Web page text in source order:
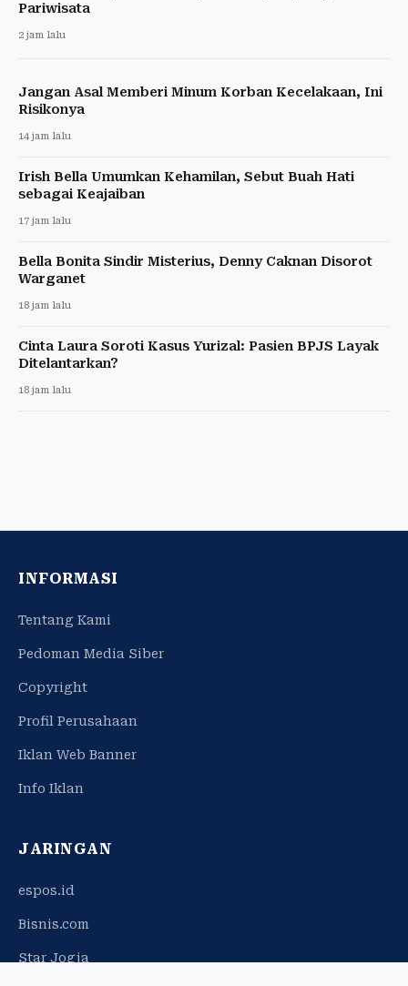
Pariwisata
2 jam lalu
Jangan Asal Memberi Minum Korban Kecelakaan, Ini
Risikonya
14 jam lalu
Irish Bella Umumkan Kehamilan, Sebut Buah Hati
sebagai Keajaiban
17 jam lalu
Bella Bonita Sindir Misterius, Denny Caknan Disorot
Warganet
18 jam lalu
Cinta Laura Soroti Kasus Yurizal: Pasien BPJS Layak
Ditelantarkan?
18 jam lalu
INFORMASI
Tentang Kami
Pedoman Media Siber
Copyright
Profil Perusahaan
Iklan Web Banner
Info Iklan
JARINGAN
espos.id
Bisnis.com
Star Jogja